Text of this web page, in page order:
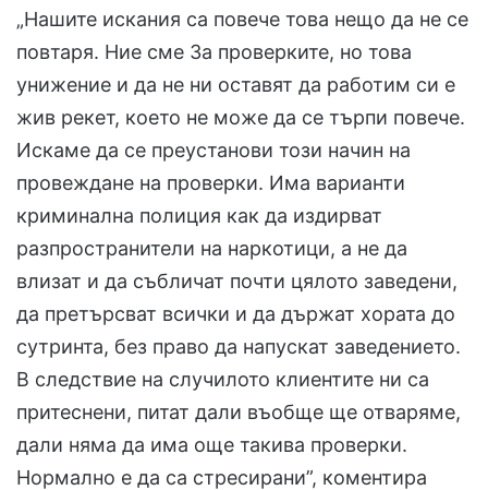
„Нашите искания са повече това нещо да не се
повтаря. Ние сме За проверките, но това
унижение и да не ни оставят да работим си е
жив рекет, което не може да се търпи повече.
Искаме да се преустанови този начин на
провеждане на проверки. Има варианти
криминална полиция как да издирват
разпространители на наркотици, а не да
влизат и да събличат почти цялото заведени,
да претърсват всички и да държат хората до
сутринта, без право да напускат заведението.
В следствие на случилото клиентите ни са
притеснени, питат дали въобще ще отваряме,
дали няма да има още такива проверки.
Нормално е да са стресирани”, коментира